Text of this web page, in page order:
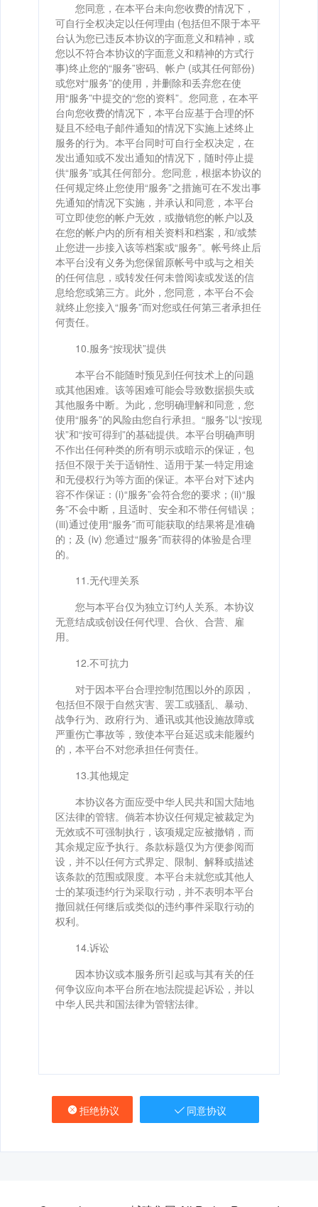
您同意，在本平台未向您收费的情况下，
可自行全权决定以任何理由 (包括但不限于本平
台认为您已违反本协议的字面意义和精神，或
您以不符合本协议的字面意义和精神的方式行
事)终止您的“服务”密码、帐户 (或其任何部份)
或您对“服务”的使用，并删除和丢弃您在使
用“服务”中提交的“您的资料”。您同意，在本平
台向您收费的情况下，本平台应基于合理的怀
疑且不经电子邮件通知的情况下实施上述终止
服务的行为。本平台同时可自行全权决定，在
发出通知或不发出通知的情况下，随时停止提
供“服务”或其任何部分。您同意，根据本协议的
任何规定终止您使用“服务”之措施可在不发出事
先通知的情况下实施，并承认和同意，本平台
可立即使您的帐户无效，或撤销您的帐户以及
在您的帐户内的所有相关资料和档案，和/或禁
止您进一步接入该等档案或“服务”。帐号终止后
本平台没有义务为您保留原帐号中或与之相关
的任何信息，或转发任何未曾阅读或发送的信
息给您或第三方。此外，您同意，本平台不会
就终止您接入“服务”而对您或任何第三者承担任
何责任。
10.服务“按现状”提供
本平台不能随时预见到任何技术上的问题
或其他困难。该等困难可能会导致数据损失或
其他服务中断。为此，您明确理解和同意，您
使用“服务”的风险由您自行承担。“服务”以“按现
状”和“按可得到”的基础提供。本平台明确声明
不作出任何种类的所有明示或暗示的保证，包
括但不限于关于适销性、适用于某一特定用途
和无侵权行为等方面的保证。本平台对下述内
容不作保证：(i)“服务”会符合您的要求；(ii)“服
务”不会中断，且适时、安全和不带任何错误；
(iii)通过使用“服务”而可能获取的结果将是准确
的；及 (iv) 您通过“服务”而获得的体验是合理
的。
11.无代理关系
您与本平台仅为独立订约人关系。本协议
无意结成或创设任何代理、合伙、合营、雇
用。
12.不可抗力
对于因本平台合理控制范围以外的原因，
包括但不限于自然灾害、罢工或骚乱、暴动、
战争行为、政府行为、通讯或其他设施故障或
严重伤亡事故等，致使本平台延迟或未能履约
的，本平台不对您承担任何责任。
13.其他规定
本协议各方面应受中华人民共和国大陆地
区法律的管辖。倘若本协议任何规定被裁定为
无效或不可强制执行，该项规定应被撤销，而
其余规定应予执行。条款标题仅为方便参阅而
设，并不以任何方式界定、限制、解释或描述
该条款的范围或限度。本平台未就您或其他人
士的某项违约行为采取行动，并不表明本平台
撤回就任何继后或类似的违约事件采取行动的
权利。
14.诉讼
因本协议或本服务所引起或与其有关的任
何争议应向本平台所在地法院提起诉讼，并以
中华人民共和国法律为管辖法律。
拒绝协议 同意协议